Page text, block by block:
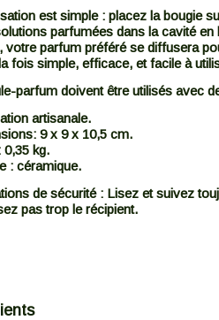
est simple : placez la bougie
parfumées dans la cavité en
votre parfum préféré se diffusera
fois simple, efficace, et facile à
parfum doivent être utilisés avec
artisanale.
9 x 9 x 10,5 cm.
kg.
: céramique.
de sécurité : Lisez et suivez
pas trop le récipient.